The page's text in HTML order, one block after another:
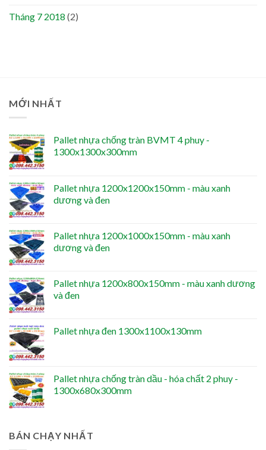
Tháng 7 2018 (2)
MỚI NHẤT
Pallet nhựa chống tràn BVMT 4 phuy -
1300x1300x300mm
Pallet nhựa 1200x1200x150mm - màu xanh
dương và đen
Pallet nhựa 1200x1000x150mm - màu xanh
dương và đen
Pallet nhựa 1200x800x150mm - màu xanh dương
và đen
Pallet nhựa đen 1300x1100x130mm
Pallet nhựa chống tràn dầu - hóa chất 2 phuy -
1300x680x300mm
BÁN CHẠY NHẤT